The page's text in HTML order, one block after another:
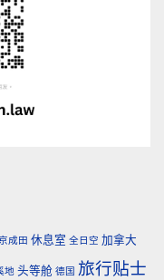
成田 休息室 全日空 加拿大
地 头等舱 德国 旅行贴士